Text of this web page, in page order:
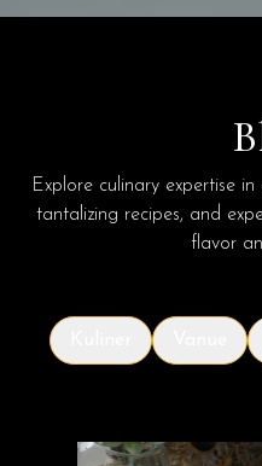
Explore culinary expertise
tantalizing recipes, and
flavor